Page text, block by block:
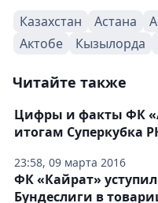
Казахстан Астана
Актобе
Кызылорда
Читайте также
23:58, 09 марта 2016
Цифры и факты ФК
итогам Суперкубка
ФК «Кайрат»
Бундеслиги в